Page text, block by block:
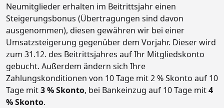
Neumitglieder erhalten im Beitrittsjahr einen
Steigerungsbonus (Übertragungen sind davon
ausgenommen), diesen gewähren wir bei einer
Umsatzsteigerung gegenüber dem Vorjahr. Dieser wird
zum 31.12. des Beitrittsjahres auf Ihr Mitgliedskonto
gebucht. Außerdem ändern sich Ihre
Zahlungskonditionen von 10 Tage mit 2 % Skonto auf 10
Tage mit3 % Skonto, bei Bankeinzug auf 10 Tage mit4
% Skonto.